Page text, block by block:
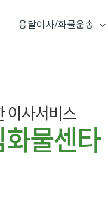
용달이사/화물운송